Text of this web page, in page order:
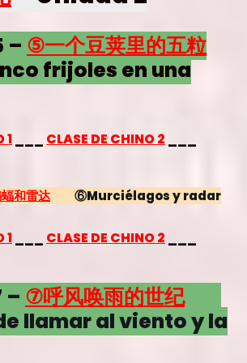
– ⑤一个豆荚里的五粒
frijoles en una
1 CLASE DE CHINO 2
和雷达 ⑥Murciélagos y radar
1 CLASE DE CHINO 2
– ⑦呼风唤雨的世纪
llamar al viento y la